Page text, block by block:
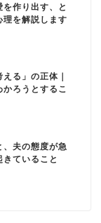
を作り出す、と
理を解説します
える」の正体｜
かろうとするこ
、夫の態度が急
ていること